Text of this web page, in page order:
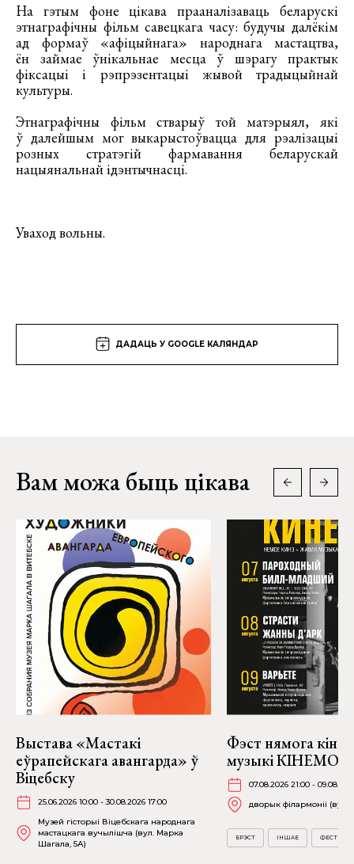
На гэтым фоне цікава прааналізаваць беларускі
этнаграфічны фільм савецкага часу: будучы далёкім
ад формаў «афіцыйнага» народнага мастацтва,
ён займае ўнікальнае месца ў шэрагу практык
фіксацыі і рэпрэзентацыі жывой традыцыйнай
культуры.
Этнаграфічны фільм стварыў той матэрыял, які
ў далейшым мог выкарыстоўвацца для рэалізацыі
розных стратэгій фармавання беларускай
нацыянальнай ідэнтычнасці.
Уваход вольны.
ДАДАЦЬ У GOOGLE КАЛЯНДАР
Вам можа быць цікава
Выстава «Мастакі
еўрапейскага авангарда» ў
Віцебску
25.06.2026 10:00 - 30.08.2026 17:00
Музей гісторыі Віцебскага народнага
мастацкага вучылішча (вул. Марка
Шагала, 5А)
Фэст нямога кіно
музыкі КІНЕМО ў
07.08.2026 21:00 -
дворык філармоніі (вул.
БРЭСТ ІНШАЕ